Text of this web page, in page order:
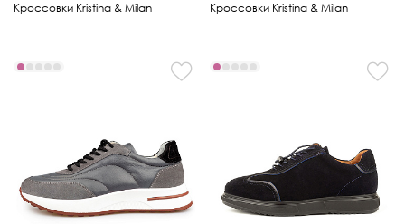
Кроссовки Kristina & Milan Кроссовки Kristina & Milan